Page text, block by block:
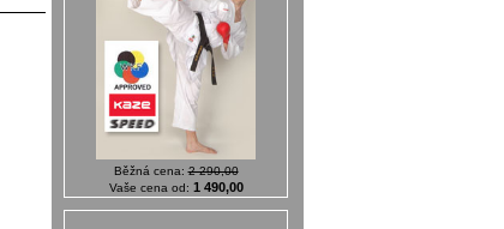
Běžná cena:2 290,00
Vaše cena od: 1 490,00